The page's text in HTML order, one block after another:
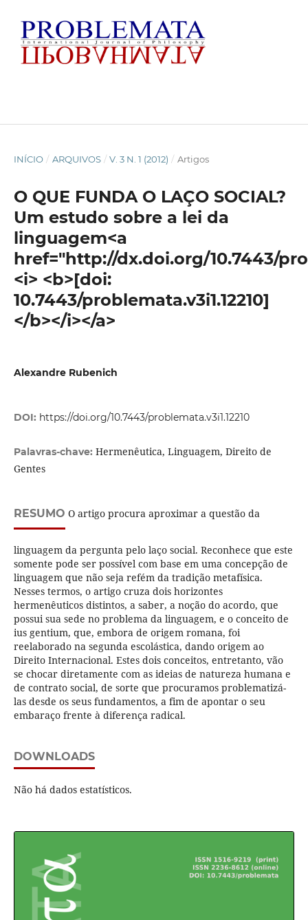
INÍCIO / ARQUIVOS / V. 3 N. 1 (2012) / Artigos
O QUE FUNDA O LAÇO SOCIAL?
Um estudo sobre a lei da
linguagem<a
href="http://dx.doi.org/10.7443/
<i> <b>[doi:
10.7443/problemata.v3i1.12210]
</b></i></a>
Alexandre Rubenich
DOI: https://doi.org/10.7443/problemata.v3i1.12210
Palavras-chave: Hermenêutica, Linguagem, Direito de
Gentes
RESUMO O artigo procura aproximar a questão da
linguagem da pergunta pelo laço social. Reconhece que este
somente pode ser possível com base em uma concepção de
linguagem que não seja refém da tradição metafísica.
Nesses termos, o artigo cruza dois horizontes
hermenêuticos distintos, a saber, a noção do acordo, que
possui sua sede no problema da linguagem, e o conceito de
ius gentium, que, embora de origem romana, foi
reelaborado na segunda escolástica, dando origem ao
Direito Internacional. Estes dois conceitos, entretanto, vão
se chocar diretamente com as ideias de natureza humana e
de contrato social, de sorte que procuramos problematizá-
las desde os seus fundamentos, a fim de apontar o seu
embaraço frente à diferença radical.
DOWNLOADS
Não há dados estatísticos.